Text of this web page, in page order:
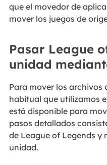
que el movedor de
mover los juegos de
Pasar League
unidad
Para mover los archivos
habitual que utilizamos
está disponible para
pasos detallados
de League of Legends y
unidad.